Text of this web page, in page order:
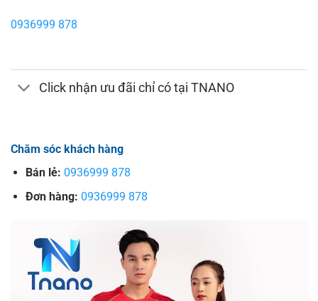
0936999 878
Click nhận ưu đãi chỉ có tại TNANO
Chăm sóc khách hàng
Bán lẻ: 0936999 878
Đơn hàng: 0936999 878